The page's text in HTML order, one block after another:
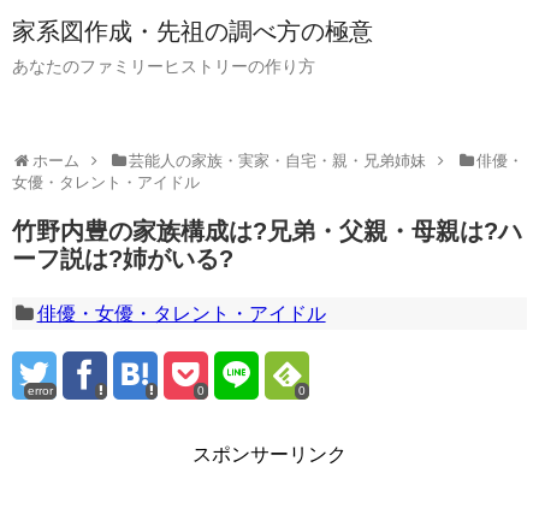
家系図作成・先祖の調べ方の極意
あなたのファミリーヒストリーの作り方
ホーム 芸能人の家族・実家・自宅・親・兄弟姉妹
俳優・
女優・タレント・アイドル
竹野内豊の家族構成は?兄弟・父親・母親は?ハ
ーフ説は?姉がいる?
俳優・女優・タレント・アイドル
error 0 0
スポンサーリンク